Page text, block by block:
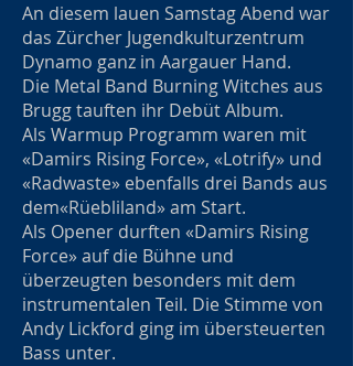
An diesem lauen Samstag Abend war
das Zürcher Jugendkulturzentrum
Dynamo ganz in Aargauer Hand.
Die Metal Band Burning Witches aus
Brugg tauften ihr Debüt Album.
Als Warmup Programm waren mit
«Damirs Rising Force», «Lotrify» und
«Radwaste» ebenfalls drei Bands aus
dem«Rüebliland» am Start.
Als Opener durften «Damirs Rising
Force» auf die Bühne und
überzeugten besonders mit dem
instrumentalen Teil. Die Stimme von
Andy Lickford ging im übersteuerten
Bass unter.